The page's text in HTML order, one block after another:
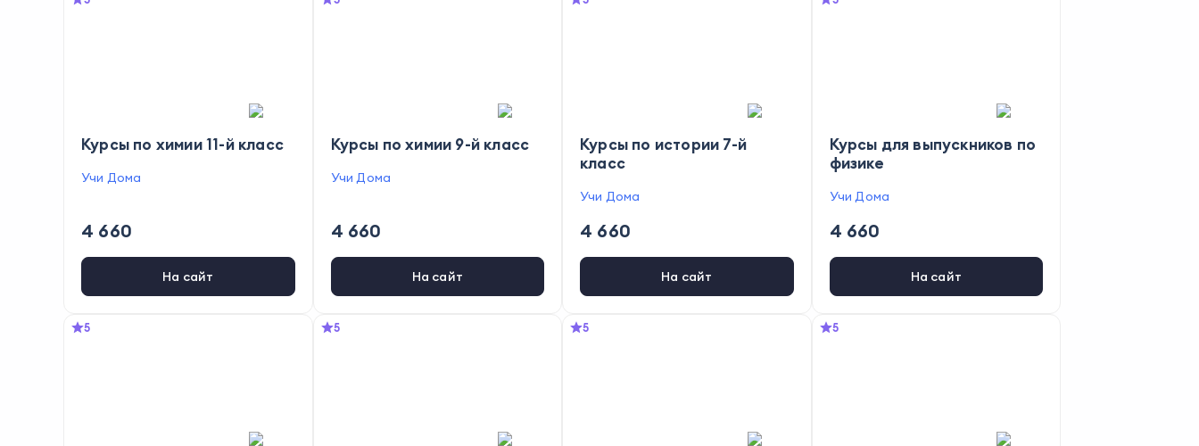
Курсы по химии 11-й класс
Учи Дома
4 660
На сайт
Курсы по химии 9-й класс
Учи Дома
4 660
На сайт
Курсы по истории 7-й
класс
Учи Дома
4 660
На сайт
Курсы для выпускников по
физике
Учи Дома
4 660
На сайт
5 5 5 5